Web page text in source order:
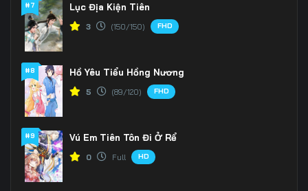
#7 Lục Địa Kiện Tiên
3 (150/150) FHD
#8 Hồ Yêu Tiểu Hồng Nương
5 (89/120) FHD
#9 Vú Em Tiên Tôn Đi Ở Rể
0 Full HD